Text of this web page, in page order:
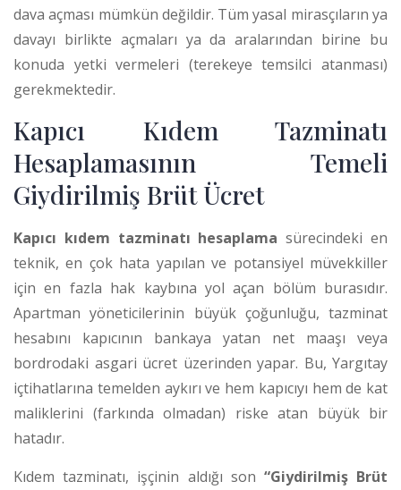
dava açması mümkün değildir. Tüm yasal mirasçıların ya
davayı birlikte açmaları ya da aralarından birine bu
konuda yetki vermeleri (terekeye temsilci atanması)
gerekmektedir.
Kapıcı Kıdem Tazminatı
Hesaplamasının Temeli
Giydirilmiş Brüt Ücret
Kapıcı kıdem tazminatı hesaplama sürecindeki en
teknik, en çok hata yapılan ve potansiyel müvekkiller
için en fazla hak kaybına yol açan bölüm burasıdır.
Apartman yöneticilerinin büyük çoğunluğu, tazminat
hesabını kapıcının bankaya yatan net maaşı veya
bordrodaki asgari ücret üzerinden yapar. Bu, Yargıtay
içtihatlarına temelden aykırı ve hem kapıcıyı hem de kat
maliklerini (farkında olmadan) riske atan büyük bir
hatadır.
Kıdem tazminatı, işçinin aldığı son “Giydirilmiş Brüt